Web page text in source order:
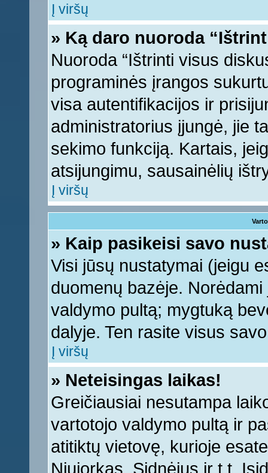
Į viršų
» Ką daro nuoroda
Nuoroda “Ištrinti visus
programinės įrangos
visa autentifikacijos ir
administratorius įjungė, jie
sekimo funkciją. Kartais,
atsijungimu, sausainėlių
Į viršų
» Kaip pasikeisi savo
Visi jūsų nustatymai (jeigu
duomenų bazėje.
valdymo pultą; mygtuką
dalyje. Ten rasite visus
Į viršų
» Neteisingas laikas!
Greičiausiai nesutampa
vartotojo valdymo pultą ir
atitiktų vietovę, kurioje
Niujorkas, Sidnėjus ir t.t.